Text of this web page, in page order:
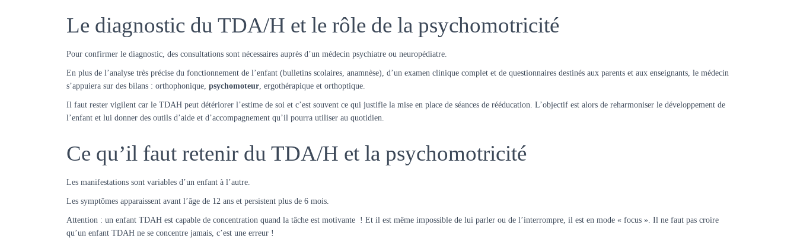
Le diagnostic du TDA/H et le rôle de la psychomotricité
Pour confirmer le diagnostic, des consultations sont nécessaires auprès d’un médecin psychiatre ou neuropédiatre.
En plus de l’analyse très précise du fonctionnement de l’enfant (bulletins scolaires, anamnèse), d’un examen clinique complet et de questionnaires destinés aux parents et aux enseignants, le médecin
s’appuiera sur des bilans : orthophonique, psychomoteur, ergothérapique et orthoptique.
Il faut rester vigilent car le TDAH peut détériorer l’estime de soi et c’est souvent ce qui justifie la mise en place de séances de rééducation. L’objectif est alors de reharmoniser le développement de
l’enfant et lui donner des outils d’aide et d’accompagnement qu’il pourra utiliser au quotidien.
Ce qu’il faut retenir du TDA/H et la psychomotricité
Les manifestations sont variables d’un enfant à l’autre.
Les symptômes apparaissent avant l’âge de 12 ans et persistent plus de 6 mois.
Attention : un enfant TDAH est capable de concentration quand la tâche est motivante ! Et il est même impossible de lui parler ou de l’interrompre, il est en mode « focus ». Il ne faut pas croire
qu’un enfant TDAH ne se concentre jamais, c’est une erreur !